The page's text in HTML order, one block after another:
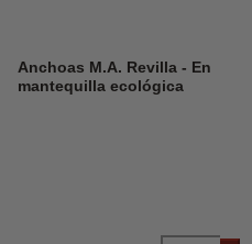
Anchoas M.A. Revilla - En
mantequilla ecológica